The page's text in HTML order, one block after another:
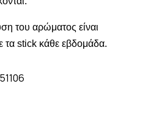
του αρώματος είναι
τα stick κάθε εβδομάδα.